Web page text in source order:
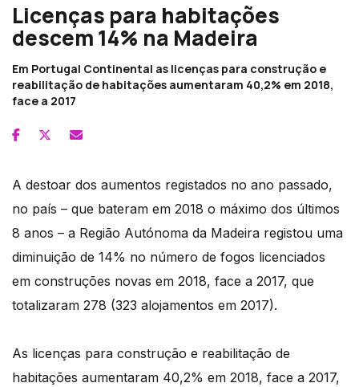
Licenças para habitações
descem 14% na Madeira
Em Portugal Continental as licenças para construção e
reabilitação de habitações aumentaram 40,2% em 2018,
face a 2017
A destoar dos aumentos registados no ano passado,
no país – que bateram em 2018 o máximo dos últimos
8 anos – a Região Autónoma da Madeira registou uma
diminuição de 14% no número de fogos licenciados
em construções novas em 2018, face a 2017, que
totalizaram 278 (323 alojamentos em 2017).
As licenças para construção e reabilitação de
habitações aumentaram 40,2% em 2018, face a 2017,